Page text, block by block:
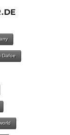
Dafoe